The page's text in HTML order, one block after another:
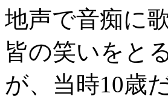
地声で音痴に
皆の笑いをと
が、当時10歳